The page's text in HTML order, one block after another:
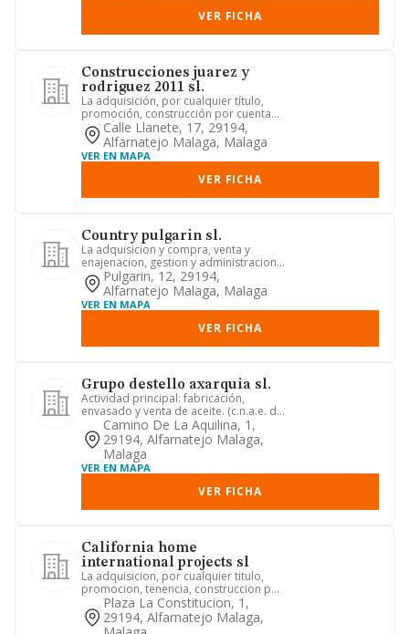
VER FICHA
Construcciones juarez y
rodriguez 2011 sl.
La adquisición, por cualquier título,
promoción, construcción por cuenta
propia o ajena, la adminis...
Calle Llanete, 17, 29194,
Alfarnatejo Malaga, Malaga
VER EN MAPA
VER FICHA
Country pulgarin sl.
La adquisicion y compra, venta y
enajenacion, gestion y administracion,
arrendamiento, tenencia y e...
Pulgarin, 12, 29194,
Alfarnatejo Malaga, Malaga
VER EN MAPA
VER FICHA
Grupo destello axarquia sl.
Actividad principal: fabricación,
envasado y venta de aceite. (c.n.a.e. de
actividad principal: 104...
Camino De La Aquilina, 1,
29194, Alfarnatejo Malaga,
Malaga
VER EN MAPA
VER FICHA
California home
international projects sl
La adquisicion, por cualquier titulo,
promocion, tenencia, construccion por
cuenta propia o ajena, ...
Plaza La Constitucion, 1,
29194, Alfarnatejo Malaga,